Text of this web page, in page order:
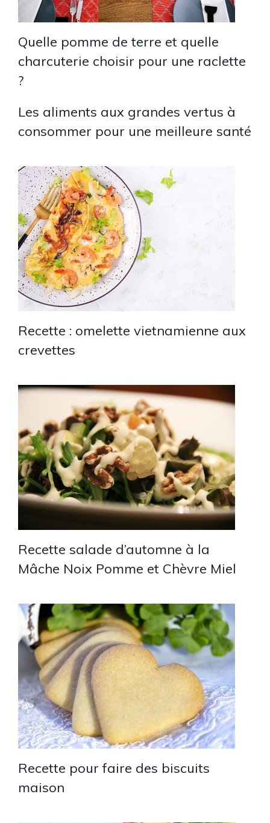
Quelle pomme de terre et quelle
charcuterie choisir pour une raclette
?
Les aliments aux grandes vertus à
consommer pour une meilleure santé
Recette : omelette vietnamienne aux
crevettes
Recette salade d’automne à la
Mâche Noix Pomme et Chèvre Miel
Recette pour faire des biscuits
maison